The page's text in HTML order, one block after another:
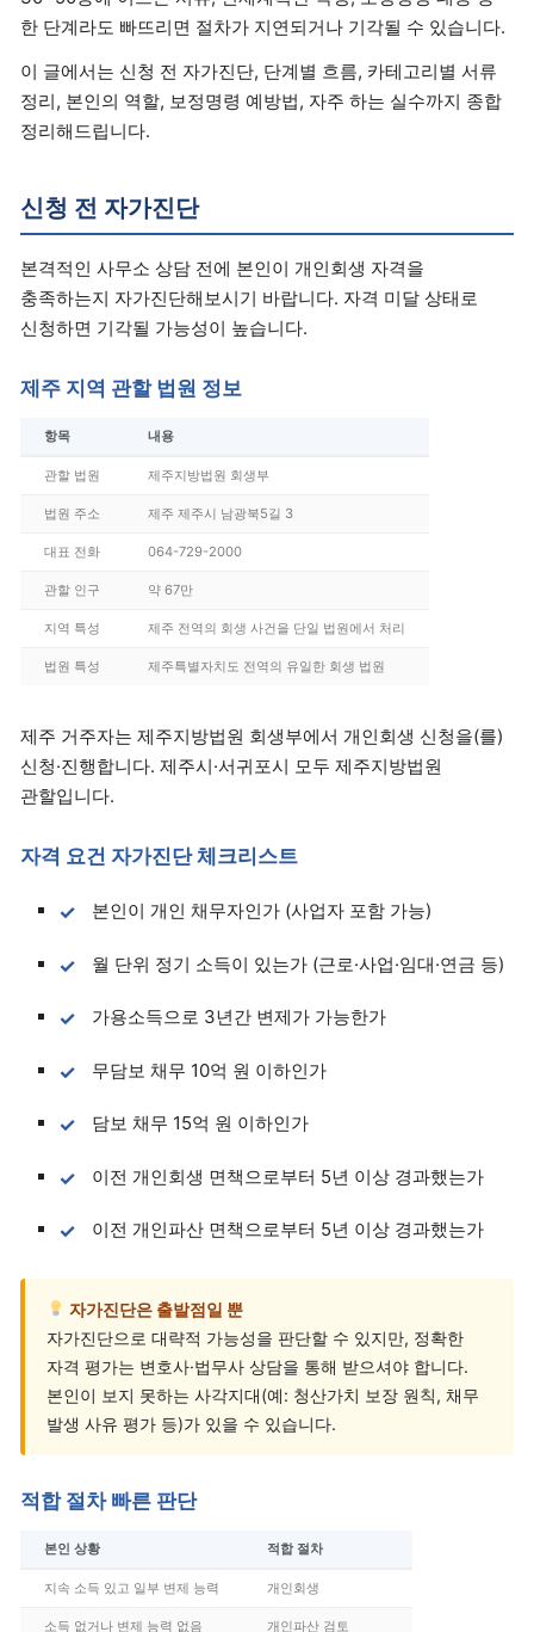
한 단계라도 빠뜨리면 절차가 지연되거나 기각될 수 있습니다.
이 글에서는 신청 전 자가진단, 단계별 흐름, 카테고리별 서류
정리, 본인의 역할, 보정명령 예방법, 자주 하는 실수까지 종합
정리해드립니다.
신청 전 자가진단
본격적인 사무소 상담 전에 본인이 개인회생 자격을
충족하는지 자가진단해보시기 바랍니다. 자격 미달 상태로
신청하면 기각될 가능성이 높습니다.
제주 지역 관할 법원 정보
항목 내용
관할 법원 제주지방법원 회생부
법원 주소 제주 제주시 남광북5길 3
대표 전화 064-729-2000
관할 인구 약 67만
지역 특성 제주 전역의 회생 사건을 단일 법원에서 처리
법원 특성 제주특별자치도 전역의 유일한 회생 법원
제주 거주자는 제주지방법원 회생부에서 개인회생 신청을(를)
신청·진행합니다. 제주시·서귀포시 모두 제주지방법원
관할입니다.
자격 요건 자가진단 체크리스트
본인이 개인 채무자인가 (사업자 포함 가능)
월 단위 정기 소득이 있는가 (근로·사업·임대·연금 등)
가용소득으로 3년간 변제가 가능한가
무담보 채무 10억 원 이하인가
담보 채무 15억 원 이하인가
이전 개인회생 면책으로부터 5년 이상 경과했는가
이전 개인파산 면책으로부터 5년 이상 경과했는가
자가진단은 출발점일 뿐
자가진단으로 대략적 가능성을 판단할 수 있지만, 정확한
자격 평가는 변호사·법무사 상담을 통해 받으셔야 합니다.
본인이 보지 못하는 사각지대(예: 청산가치 보장 원칙, 채무
발생 사유 평가 등)가 있을 수 있습니다.
적합 절차 빠른 판단
본인 상황 적합 절차
지속 소득 있고 일부 변제 능력 개인회생
소득 없거나 변제 능력 없음 개인파산 검토